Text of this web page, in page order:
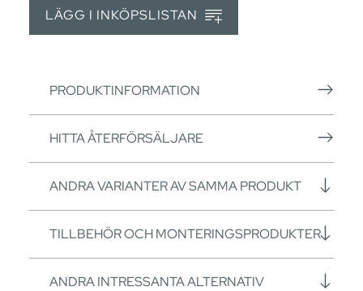
LÄGG I INKÖPSLISTAN
PRODUKTINFORMATION
HITTA ÅTERFÖRSÄLJARE
ANDRA VARIANTER AV SAMMA PRODUKT
TILLBEHÖR OCH MONTERINGSPRODUKTER
ANDRA INTRESSANTA ALTERNATIV